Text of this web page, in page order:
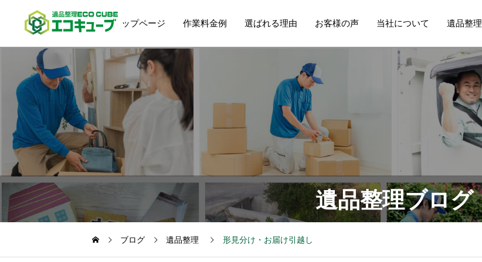
トップページ 作業料金例 選ばれる理由 お客様の声 当社について 遺品整理
遺品整理ブログ
ブログ 遺品整理 形見分け・お届け引越し